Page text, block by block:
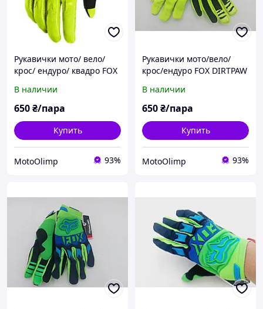
Рукавички мото/ вело/
крос/ ендуро/ квадро FOX
р.XL JC-09
В наличии
650₴/пара
Купить
MotoOlimp 93%
Рукавички мото/вело/
крос/ендуро FOX DIRTPAW
(яскраво зелені) з сірим
р.М JC-15
В наличии
650₴/пара
Купить
MotoOlimp 93%